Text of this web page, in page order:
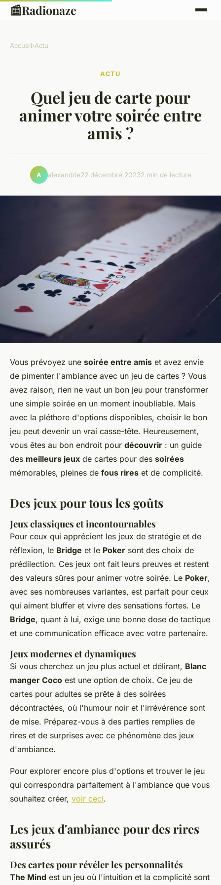
📰Radionaze
Accueil›Actu
ACTU
Quel jeu de carte pour
animer votre soirée entre
amis ?
A alexandrie22 décembre 20232 min de lecture
Vous prévoyez une soirée entre amis et avez envie
de pimenter l'ambiance avec un jeu de cartes ? Vous
avez raison, rien ne vaut un bon jeu pour transformer
une simple soirée en un moment inoubliable. Mais
avec la pléthore d'options disponibles, choisir le bon
jeu peut devenir un vrai casse-tête. Heureusement,
vous êtes au bon endroit pour découvrir : un guide
des meilleurs jeux de cartes pour des soirées
mémorables, pleines de fous rires et de complicité.
Des jeux pour tous les goûts
Jeux classiques et incontournables
Pour ceux qui apprécient les jeux de stratégie et de
réflexion, le Bridge et le Poker sont des choix de
prédilection. Ces jeux ont fait leurs preuves et restent
des valeurs sûres pour animer votre soirée. Le Poker,
avec ses nombreuses variantes, est parfait pour ceux
qui aiment bluffer et vivre des sensations fortes. Le
Bridge, quant à lui, exige une bonne dose de tactique
et une communication efficace avec votre partenaire.
Jeux modernes et dynamiques
Si vous cherchez un jeu plus actuel et délirant, Blanc
manger Coco est une option de choix. Ce jeu de
cartes pour adultes se prête à des soirées
décontractées, où l'humour noir et l'irrévérence sont
de mise. Préparez-vous à des parties remplies de
rires et de surprises avec ce phénomène des jeux
d'ambiance.
Pour explorer encore plus d'options et trouver le jeu
qui correspondra parfaitement à l'ambiance que vous
souhaitez créer, voir ceci.
Les jeux d'ambiance pour des rires
assurés
Des cartes pour révéler les personnalités
The Mind est un jeu où l'intuition et la complicité sont